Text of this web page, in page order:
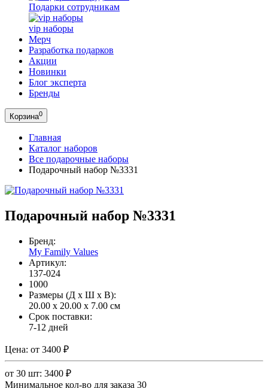
Подарки сотрудникам
vip наборы
Мерч
Разработка подарков
Акции
Новинки
Блог эксперта
Бренды
Корзина0
Главная
Каталог наборов
Все подарочные наборы
Подарочный набор №3331
Подарочный набор №3331
Бренд:
My Family Values
Артикул:
137-024
1000
Размеры (Д x Ш x В):
20.00 x 20.00 x 7.00 см
Срок поставки:
7-12 дней
Цена: от 3400 ₽
от 30 шт: 3400 ₽
Минимальное кол-во для заказа 30